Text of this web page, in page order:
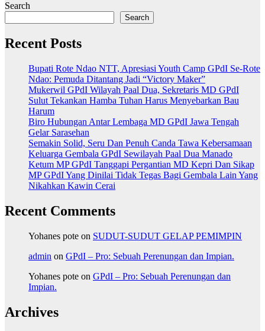
Search
Search
Recent Posts
Bupati Rote Ndao NTT, Apresiasi Youth Camp GPdI Se-Rote
Ndao: Pemuda Ditantang Jadi “Victory Maker”
Mukerwil GPdI Wilayah Paal Dua, Sekretaris MD GPdI
Sulut Tekankan Hamba Tuhan Harus Menyebarkan Bau
Harum
Biro Hubungan Antar Lembaga MD GPdI Jawa Tengah
Gelar Sarasehan
Semakin Solid, Seru Dan Penuh Canda Tawa Kebersamaan
Keluarga Gembala GPdI Sewilayah Paal Dua Manado
Ketum MP GPdI Tanggapi Pergantian MD Kepri Dan Sikap
MP GPdI Yang Dinilai Tidak Tegas Bagi Gembala Lain Yang
Nikahkan Kawin Cerai
Recent Comments
Yohanes pote on SUDUT-SUDUT GELAP PEMIMPIN
admin on GPdI – Pro: Sebuah Perenungan dan Impian.
Yohanes pote on GPdI – Pro: Sebuah Perenungan dan
Impian.
Archives